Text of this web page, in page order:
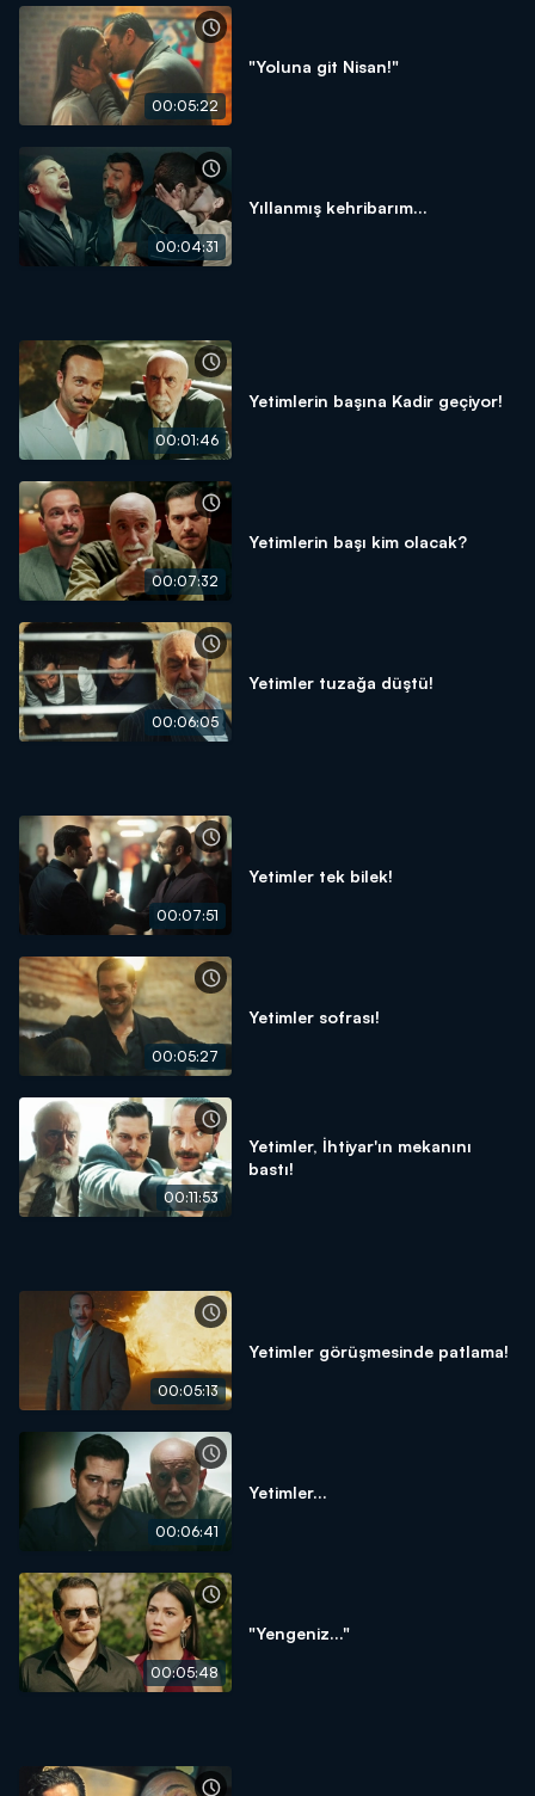
00:05:22
"Yoluna git Nisan!"
00:04:31
Yıllanmış kehribarım...
00:01:46
Yetimlerin başına Kadir geçiyor!
00:07:32
Yetimlerin başı kim olacak?
00:06:05
Yetimler tuzağa düştü!
00:07:51
Yetimler tek bilek!
00:05:27
Yetimler sofrası!
00:11:53
Yetimler, İhtiyar'ın mekanını
bastı!
00:05:13
Yetimler görüşmesinde patlama!
00:06:41
Yetimler...
00:05:48
"Yengeniz..."